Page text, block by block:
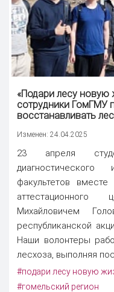
«Подари лесу новую
сотрудники ГомГМУ
восстанавливать
Изменен: 24.04.2025
23 апреля
диагностического
факультетов
Михайловичем
республиканской
Наши волонтеры
лесхоза, выполняя
#подари лесу новую
#гомельский регион